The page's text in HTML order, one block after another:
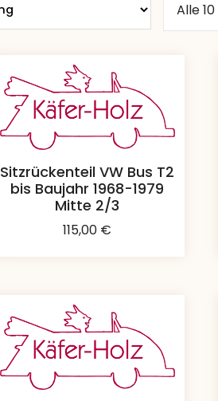
Alle
Sitzrückenteil VW Bus T2
bis Baujahr 1968-1979
Mitte 2/3
115,00 €